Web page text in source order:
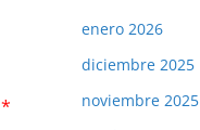
*
enero 2026
diciembre 2025
noviembre 2025